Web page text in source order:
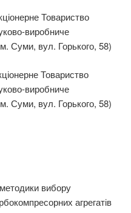
Товариство
виробниче
Суми, вул. Горького, 58)
Товариство
виробниче
Суми, вул. Горького, 58)
вибору
агрегатів